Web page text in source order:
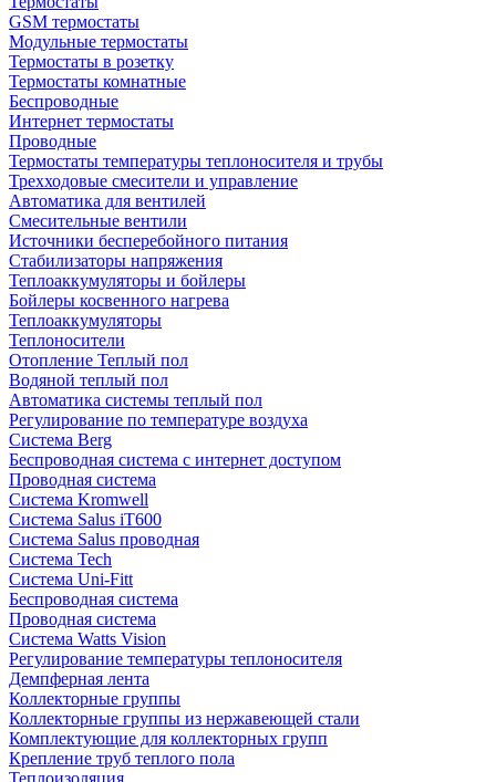
GSM термостаты
Модульные термостаты
Термостаты в розетку
Термостаты комнатные
Беспроводные
Интернет термостаты
Проводные
Термостаты температуры теплоносителя и трубы
Трехходовые смесители и управление
Автоматика для вентилей
Смесительные вентили
Источники бесперебойного питания
Стабилизаторы напряжения
Теплоаккумуляторы и бойлеры
Бойлеры косвенного нагрева
Теплоаккумуляторы
Теплоносители
Отопление Теплый пол
Водяной теплый пол
Автоматика системы теплый пол
Регулирование по температуре воздуха
Система Berg
Беспроводная система с интернет доступом
Проводная система
Система Kromwell
Система Salus iT600
Система Salus проводная
Система Tech
Система Uni-Fitt
Беспроводная система
Проводная система
Система Watts Vision
Регулирование температуры теплоносителя
Демпферная лента
Коллекторные группы
Коллекторные группы из нержавеющей стали
Комплектующие для коллекторных групп
Крепление труб теплого пола
Теплоизоляция